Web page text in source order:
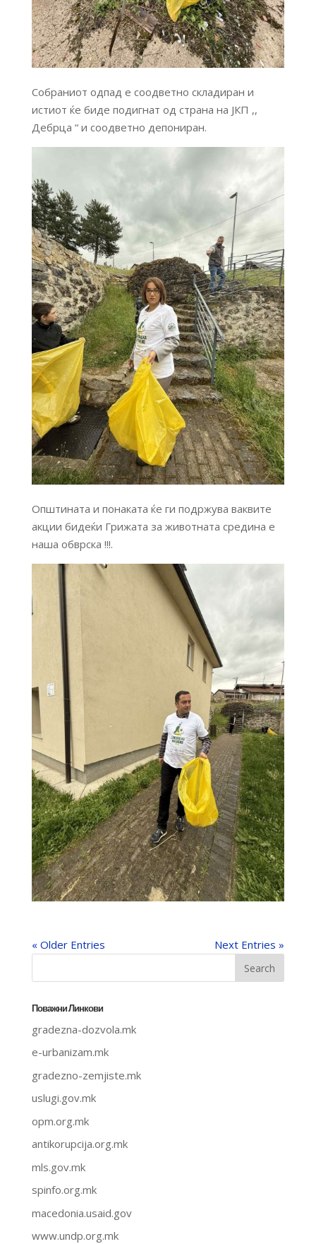
Собраниот одпад е соодветно складиран и
истиот ќе биде подигнат од страна на ЈКП ,,
Дебрца “ и соодветно депониран.
Општината и понаката ќе ги подржува ваквите
акции бидеќи Грижата за животната средина е
наша обврска !!!.
« Older Entries Next Entries »
Поважни Линкови
gradezna-dozvola.mk
e-urbanizam.mk
gradezno-zemjiste.mk
uslugi.gov.mk
opm.org.mk
antikorupcija.org.mk
mls.gov.mk
spinfo.org.mk
macedonia.usaid.gov
www.undp.org.mk